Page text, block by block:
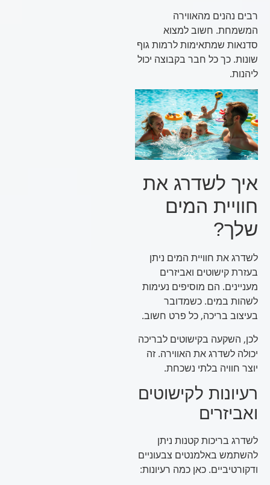
רבים נהנים מהאווירה
המשמחת. חשוב למצוא
סדנאות שמתאימות לרמות גוף
שונות. כך כל חבר בקבוצה יכול
ליהנות.
איך לשדרג את
חוויית המים
שלך?
לשדרג את חוויית המים ניתן
בעזרת קישוטים ואביזרים
מעניינים. הם מוסיפים נעימות
לשהות במים. כשמדובר
בעיצוב בריכה, כל פרט חשוב.
לכן, השקעה בקישוטים לבריכה
יכולה לשדרג את האווירה. זה
יוצר חוויה בלתי נשכחת.
רעיונות לקישוטים
ואביזרים
לשדרג בריכות קטנות ניתן
להשתמש באלמנטים צבעוניים
ודקורטיביים. כאן כמה רעיונות: